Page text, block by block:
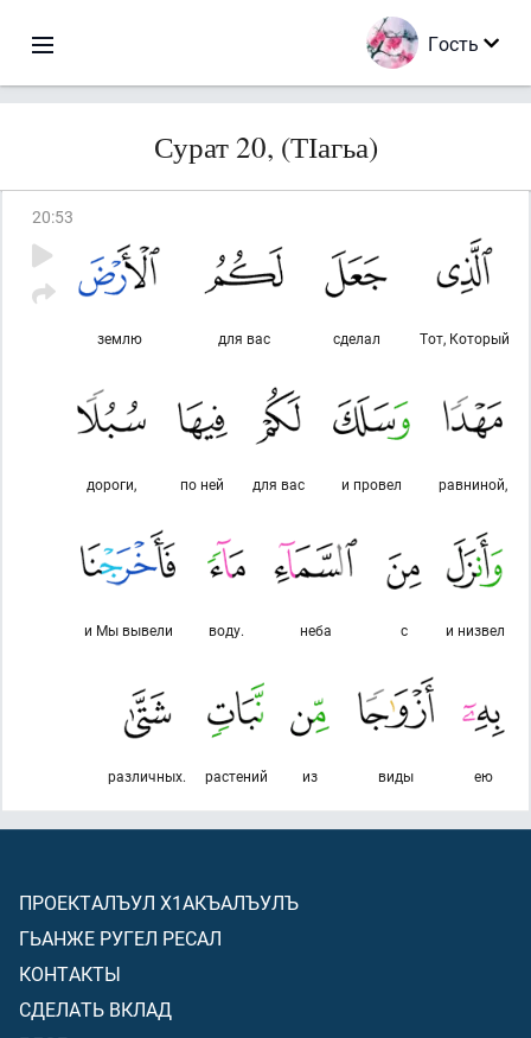
Гость
Сурат 20, (ТІагьа)
20:53
Тот, Который
сделал
для вас
землю
равниной,
и провел
для вас
по ней
дороги,
и низвел
с
неба
воду.
и Мы вывели
ею
виды
из
растений
различных.
ПРОЕКТАЛЪУЛ Х1АКЪАЛЪУЛЪ
ГЬАНЖЕ РУГЕЛ РЕСАЛ
КОНТАКТЫ
СДЕЛАТЬ ВКЛАД